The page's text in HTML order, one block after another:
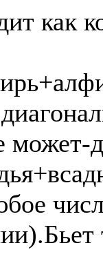
как
может-